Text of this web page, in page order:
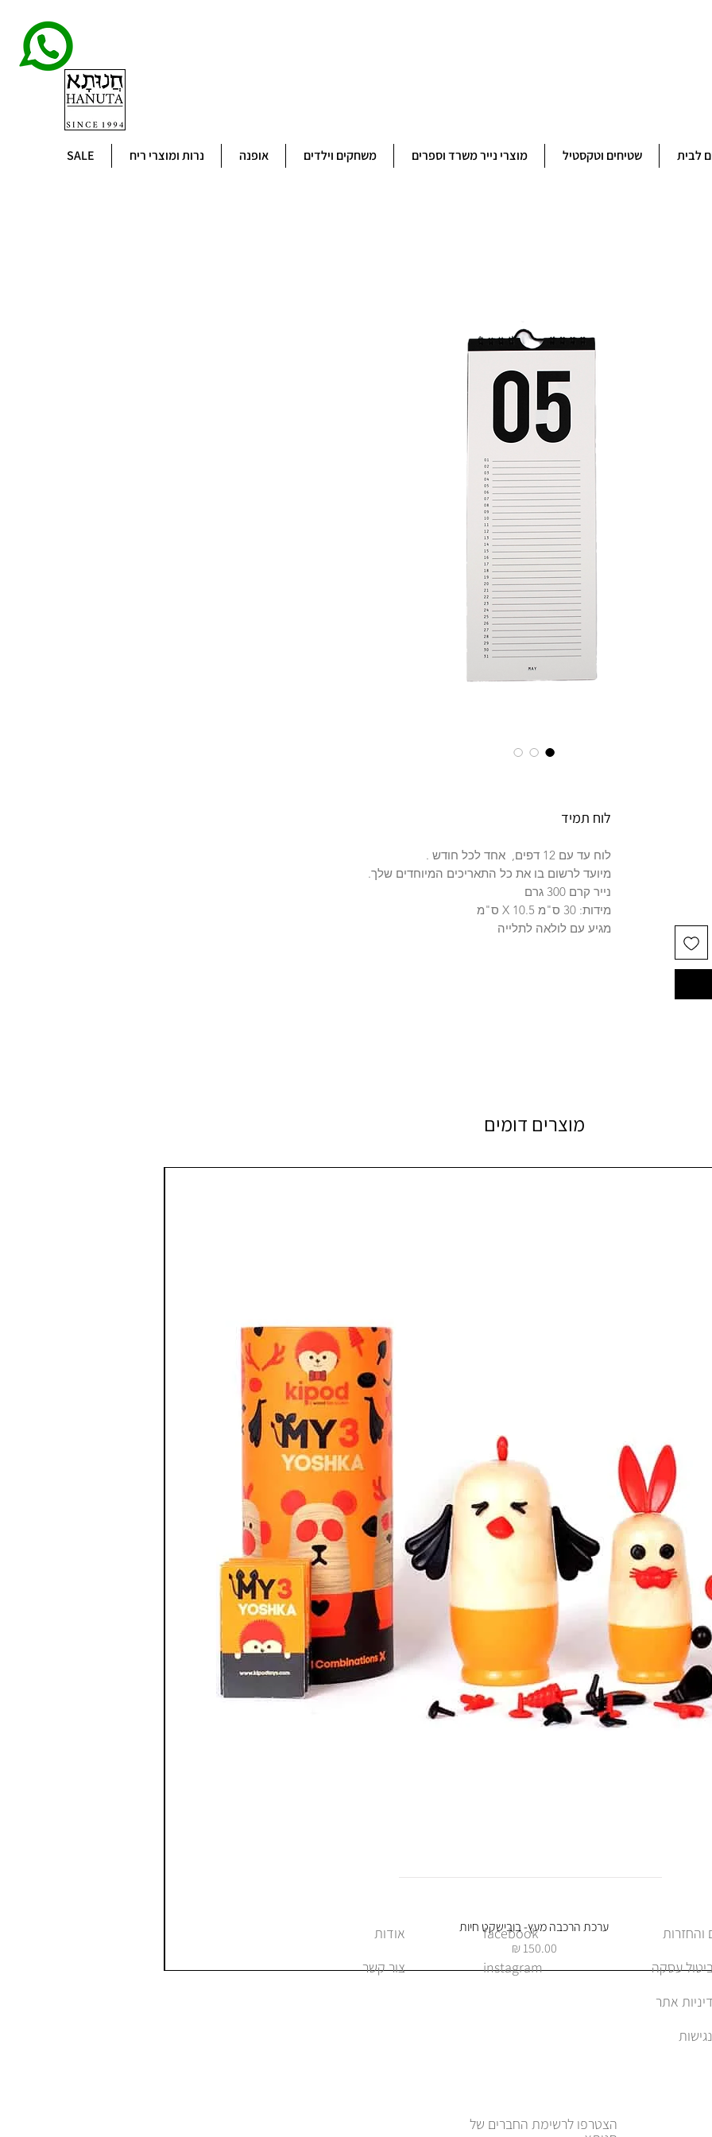
לבית שטיחים וטקסטיל מוצרי נייר משרד וספרים משחקים וילדים אופנה נרות ומוצרי ריח SALE
לוח תמיד
לוח עד עם 12 דפים, אחד לכל חודש .
מיועד לרשום בו את כל התאריכים המיוחדים שלך.
נייר קרם 300 גרם
מידות: 30 ס"מ X 10.5 ס"מ
מגיע עם לולאה לתלייה
מוצרים דומים
תצוגה מהירה
ערכת הרכבה מעץ- בובישקט חיות
מחיר
אודות
צור קשר
facebook
instagram
עסקה
אתר
הצטרפו לרשימת החברים של